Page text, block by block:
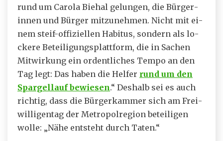
rund um Ca­ro­la Bie­hal ge­lun­gen, die Bürg­er­
in­nen und Bür­ger mit­zu­neh­men. Nicht mit ei­
nem steif-of­fi­ziel­len Ha­bi­tus, son­dern als lo­
cke­re Be­tei­li­gungs­platt­form, die in Sa­chen
Mit­wir­kung ein or­dent­li­ches Tem­po an den
Tag legt: Das ha­ben die Hel­fer rund um den
Spar­gel­lauf be­wie­sen.“ Deshalb sei es auch
richtig, dass die Bürgerkammer sich am Frei­
wil­li­gen­tag der Me­trop­ol­re­gi­on beteiligen
wolle: „Nä­he ent­steht durch Ta­ten.“